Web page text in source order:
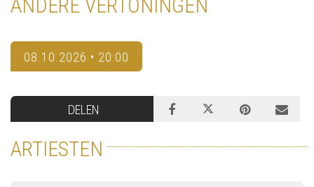
ANDERE VERTONINGEN
08.10.2026 • 20:00
DELEN
ARTIESTEN